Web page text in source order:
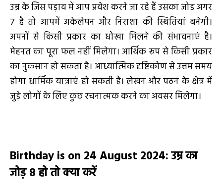
उम्र के जिस पड़ाव में आप प्रवेश करने जा रहे हैं उसका जोड़ अगर
7 है तो आपमें अकेलेपन और निराशा की स्थितियां बनेगी।
अपनों से किसी प्रकार का धोखा मिलने की संभावनाएं है।
मेहनत का पूरा फल नहीं मिलेगा। आर्थिक रूप से किसी प्रकार
का नुकसान हो सकता है। आध्यात्मिक दृष्टिकोण से उत्तम समय
होगा धार्मिक यात्राएं हो सकती है। लेखन और पठन के क्षेत्र में
जुड़े लोगों के लिए कुछ रचनात्मक करने का अवसर मिलेगा।
Birthday is on 24 August 2024:उम्र का
जोड़8हो तो क्या करें